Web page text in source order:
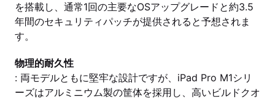
を搭載し、通常1回の主要なOSアップグレードと約3.5
年間のセキュリティパッチが提供されると予想されま
す。
物理的耐久性
: 両モデルともに堅牢な設計ですが、iPad Pro M1シリ
ーズはアルミニウム製の筐体を採用し、高いビルドクオ